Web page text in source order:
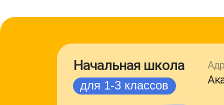
для 1-3 классов
Начальная школа